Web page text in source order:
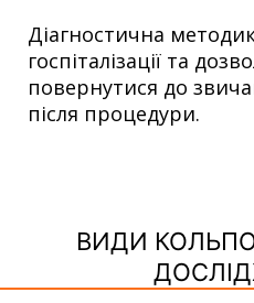
Діагностична
госпіталізації та
повернутися до
після процедури.
ВИДИ